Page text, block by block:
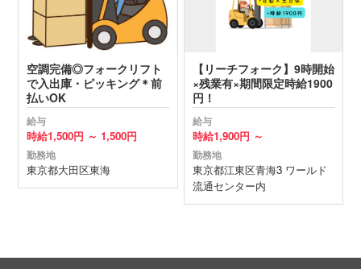
空調完備◎フォークリフト
で入出庫・ピッキング＊前
払いOK
給与
時給1,500円 ～ 1,500円
勤務地
東京都大田区東海
【リーチフォーク】9時開始
×残業有×期間限定時給1900
円！
給与
時給1,900円 ～
勤務地
東京都江東区青海3 ワールド
流通センター内